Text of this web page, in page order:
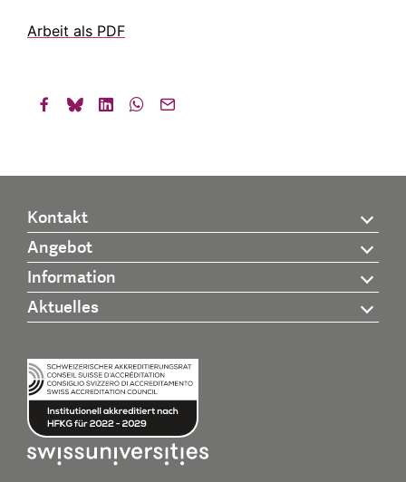
Arbeit als PDF
Kontakt
Angebot
Information
Aktuelles